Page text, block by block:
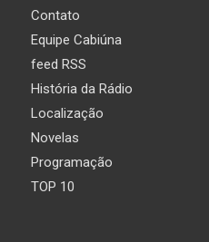
Contato
Equipe Cabiúna
feed RSS
História da Rádio
Localização
Novelas
Programação
TOP 10